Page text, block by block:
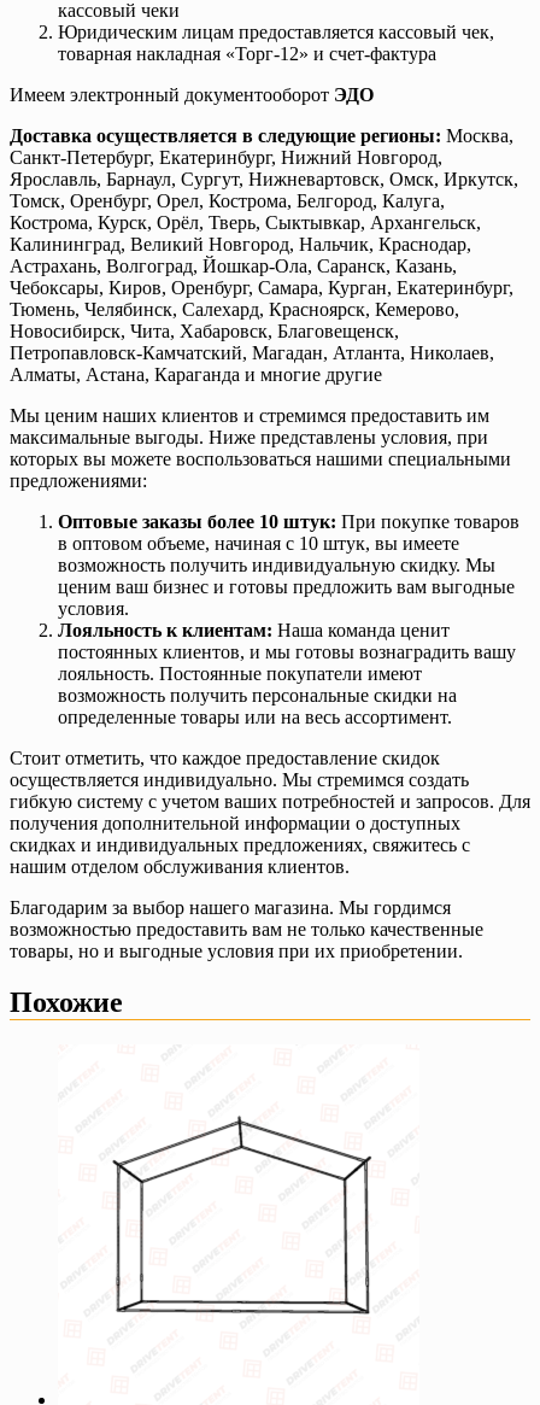
кассовый чеки
Юридическим лицам предоставляется кассовый чек,
товарная накладная «Торг-12» и счет-фактура
Имеем электронный документооборот ЭДО
Доставка осуществляется в следующие регионы: Москва,
Санкт-Петербург, Екатеринбург, Нижний Новгород,
Ярославль, Барнаул, Сургут, Нижневартовск, Омск, Иркутск,
Томск, Оренбург, Орел, Кострома, Белгород, Калуга,
Кострома, Курск, Орёл, Тверь, Сыктывкар, Архангельск,
Калининград, Великий Новгород, Нальчик, Краснодар,
Астрахань, Волгоград, Йошкар-Ола, Саранск, Казань,
Чебоксары, Киров, Оренбург, Самара, Курган, Екатеринбург,
Тюмень, Челябинск, Салехард, Красноярск, Кемерово,
Новосибирск, Чита, Хабаровск, Благовещенск,
Петропавловск-Камчатский, Магадан, Атланта, Николаев,
Алматы, Астана, Караганда и многие другие
Мы ценим наших клиентов и стремимся предоставить им
максимальные выгоды. Ниже представлены условия, при
которых вы можете воспользоваться нашими специальными
предложениями:
Оптовые заказы более 10 штук: При покупке товаров
в оптовом объеме, начиная с 10 штук, вы имеете
возможность получить индивидуальную скидку. Мы
ценим ваш бизнес и готовы предложить вам выгодные
условия.
Лояльность к клиентам: Наша команда ценит
постоянных клиентов, и мы готовы вознаградить вашу
лояльность. Постоянные покупатели имеют
возможность получить персональные скидки на
определенные товары или на весь ассортимент.
Стоит отметить, что каждое предоставление скидок
осуществляется индивидуально. Мы стремимся создать
гибкую систему с учетом ваших потребностей и запросов. Для
получения дополнительной информации о доступных
скидках и индивидуальных предложениях, свяжитесь с
нашим отделом обслуживания клиентов.
Благодарим за выбор нашего магазина. Мы гордимся
возможностью предоставить вам не только качественные
товары, но и выгодные условия при их приобретении.
Похожие